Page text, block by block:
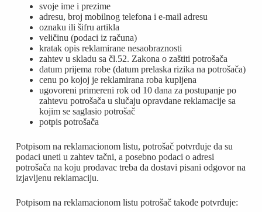
svoje ime i prezime
adresu, broj mobilnog telefona i e-mail adresu
oznaku ili šifru artikla
veličinu (podaci iz računa)
kratak opis reklamirane nesaobraznosti
zahtev u skladu sa čl.52. Zakona o zaštiti potrošača
datum prijema robe (datum prelaska rizika na potrošača)
cenu po kojoj je reklamirana roba kupljena
ugovoreni primereni rok od 10 dana za postupanje po
zahtevu potrošača u slučaju opravdane reklamacije sa
kojim se saglasio potrošač
potpis potrošača
Potpisom na reklamacionom listu, potrošač potvrđuje da su
podaci uneti u zahtev tačni, a posebno podaci o adresi
potrošača na koju prodavac treba da dostavi pisani odgovor na
izjavljenu reklamaciju.
Potpisom na reklamacionom listu potrošač takođe potvrđuje: